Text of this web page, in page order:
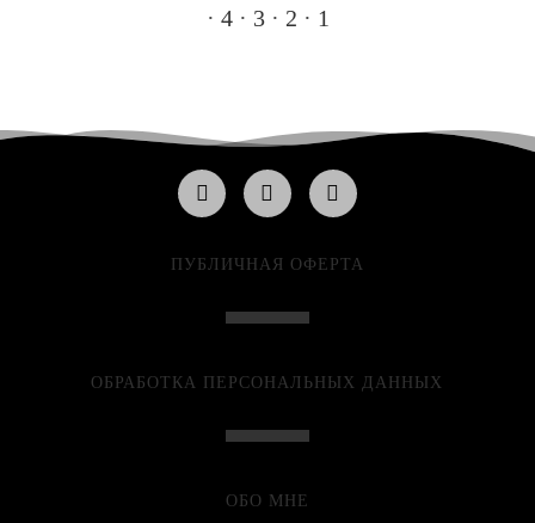
· 4· 3· 2 · 1
ПУБЛИЧНАЯ ОФЕРТА
ОБРАБОТКА ПЕРСОНАЛЬНЫХ ДАННЫХ
ОБО МНЕ